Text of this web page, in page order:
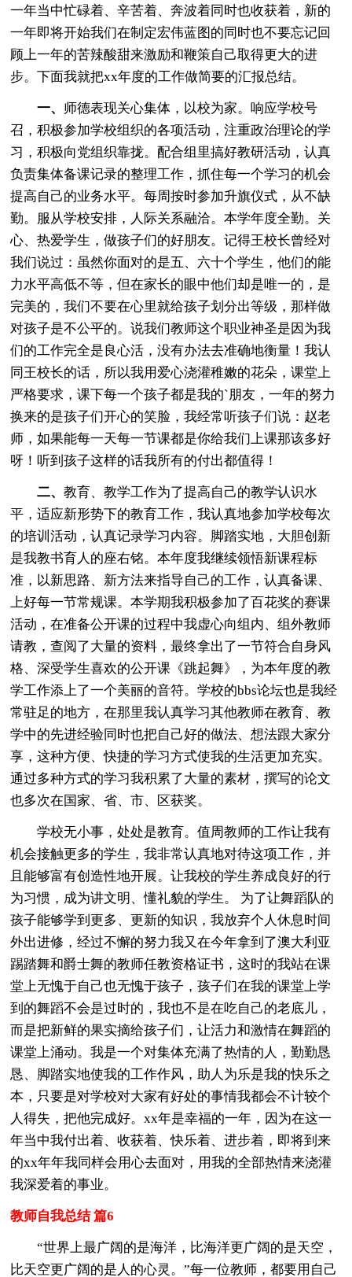
一年当中忙碌着、辛苦着、奔波着同时也收获着，新的
一年即将开始我们在制定宏伟蓝图的同时也不要忘记回
顾上一年的苦辣酸甜来激励和鞭策自己取得更大的进
步。下面我就把xx年度的工作做简要的汇报总结。
一、 师德表现关心集体，以校为家。响应学校号
召，积极参加学校组织的各项活动，注重政治理论的学
习，积极向党组织靠拢。配合组里搞好教研活动，认真
负责集体备课记录的整理工作，抓住每一个学习的机会
提高自己的业务水平。每周按时参加升旗仪式，从不缺
勤。服从学校安排，人际关系融洽。本学年度全勤。关
心、热爱学生，做孩子们的好朋友。记得王校长曾经对
我们说过：虽然你面对的是五、六十个学生，他们的能
力水平高低不等，但在家长的眼中他们却是唯一的，是
完美的，我们不要在心里就给孩子划分出等级，那样做
对孩子是不公平的。说我们教师这个职业神圣是因为我
们的工作完全是良心活，没有办法去准确地衡量！我认
同王校长的话，所以我用爱心浇灌稚嫩的花朵，课堂上
严格要求，课下每一个孩子都是我的`朋友，一年的努力
换来的是孩子们开心的笑脸，我经常听孩子们说：赵老
师，如果能每一天每一节课都是你给我们上课那该多好
呀！听到孩子这样的话我所有的付出都值得！
二、教育、教学工作为了提高自己的教学认识水
平，适应新形势下的教育工作，我认真地参加学校每次
的培训活动，认真记录学习内容。脚踏实地，大胆创新
是我教书育人的座右铭。本年度我继续领悟新课程标
准，以新思路、新方法来指导自己的工作，认真备课、
上好每一节常规课。本学期我积极参加了百花奖的赛课
活动，在准备公开课的过程中我虚心向组内、组外教师
请教，查阅了大量的资料，最终拿出了一节符合自身风
格、深受学生喜欢的公开课《跳起舞》，为本年度的教
学工作添上了一个美丽的音符。学校的bbs论坛也是我经
常驻足的地方，在那里我认真学习其他教师在教育、教
学中的先进经验同时也把自己好的做法、想法跟大家分
享，这种方便、快捷的学习方式使我的生活更加充实。
通过多种方式的学习我积累了大量的素材，撰写的论文
也多次在国家、省、市、区获奖。
学校无小事，处处是教育。值周教师的工作让我有
机会接触更多的学生，我非常认真地对待这项工作，并
且能够富有创造性地开展。让我校的学生养成良好的行
为习惯，成为讲文明、懂礼貌的学生。 为了让舞蹈队的
孩子能够学到更多、更新的知识，我放弃个人休息时间
外出进修，经过不懈的努力我又在今年拿到了澳大利亚
踢踏舞和爵士舞的教师任教资格证书，这时的我站在课
堂上无愧于自己也无愧于孩子，孩子们在我的课堂上学
到的舞蹈不会是过时的，我也不是在吃自己的老底儿，
而是把新鲜的果实摘给孩子们，让活力和激情在舞蹈的
课堂上涌动。我是一个对集体充满了热情的人，勤勤恳
恳、脚踏实地使我的工作作风，助人为乐是我的快乐之
本，只要是对学校对大家有好处的事情我都会不计较个
人得失，把他完成好。xx年是幸福的一年，因为在这一
年当中我付出着、收获着、快乐着、进步着，即将到来
的xx年年我同样会用心去面对，用我的全部热情来浇灌
我深爱着的事业。
教师自我总结 篇6
“世界上最广阔的是海洋，比海洋更广阔的是天空，
比天空更广阔的是人的心灵。”每一位教师，都要用自己